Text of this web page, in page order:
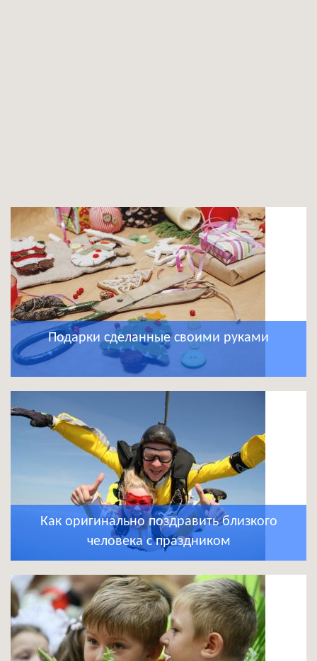
Подарки сделанные своими руками
Как оригинально поздравить близкого
человека с праздником